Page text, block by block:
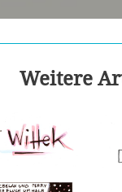
Weitere